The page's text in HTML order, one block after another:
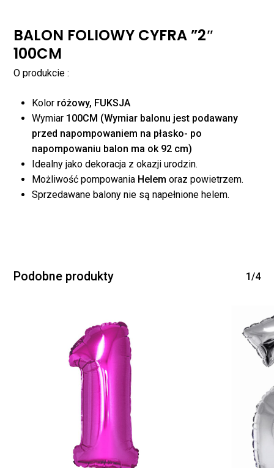
Brak produktów w
BALON FOLIOWY CYFRA ”2″
100CM
O produkcie :
Kolor różowy, FUKSJA
Wymiar 100CM (Wymiar balonu jest podawany
przed napompowaniem na płasko- po
napompowaniu balon ma ok 92 cm)
Idealny jako dekoracja z okazji urodzin.
Możliwość pompowania Helem oraz powietrzem.
Sprzedawane balony nie są napełnione helem.
Podobne produkty 1/4